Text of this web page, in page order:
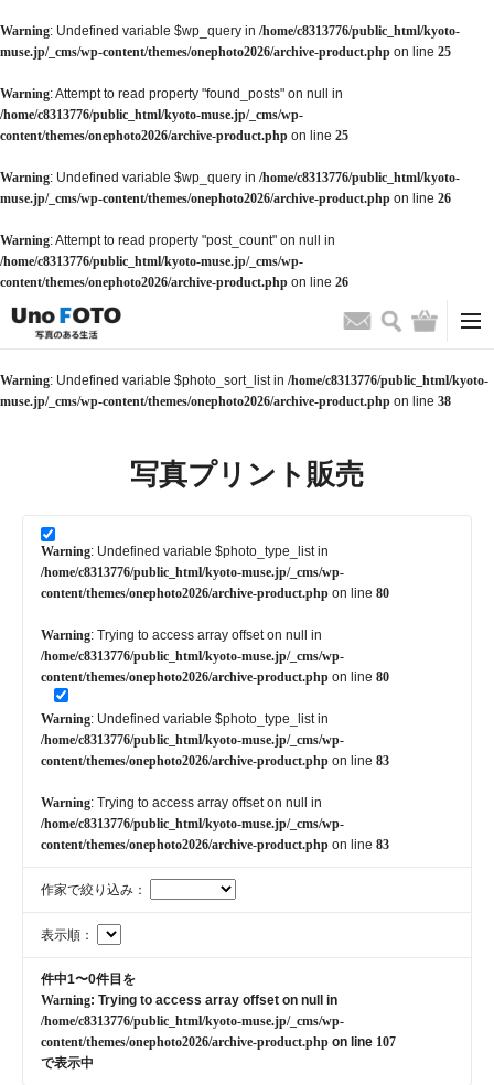
Warning: Undefined variable $wp_query in /home/c8313776/public_html/kyoto-
muse.jp/_cms/wp-content/themes/onephoto2026/archive-product.php on line 25
Warning: Attempt to read property "found_posts" on null in
/home/c8313776/public_html/kyoto-muse.jp/_cms/wp-
content/themes/onephoto2026/archive-product.php on line 25
Warning: Undefined variable $wp_query in /home/c8313776/public_html/kyoto-
muse.jp/_cms/wp-content/themes/onephoto2026/archive-product.php on line 26
Warning: Attempt to read property "post_count" on null in
/home/c8313776/public_html/kyoto-muse.jp/_cms/wp-
content/themes/onephoto2026/archive-product.php on line 26
お問い合わせ
検索 バッグ
Warning: Undefined variable $photo_sort_list in /home/c8313776/public_html/kyoto-
muse.jp/_cms/wp-content/themes/onephoto2026/archive-product.php on line 38
写真プリント販売
Warning: Undefined variable $photo_type_list in
/home/c8313776/public_html/kyoto-muse.jp/_cms/wp-
content/themes/onephoto2026/archive-product.php on line 80
Warning: Trying to access array offset on null in
/home/c8313776/public_html/kyoto-muse.jp/_cms/wp-
content/themes/onephoto2026/archive-product.php on line 80
Warning: Undefined variable $photo_type_list in
/home/c8313776/public_html/kyoto-muse.jp/_cms/wp-
content/themes/onephoto2026/archive-product.php on line 83
Warning: Trying to access array offset on null in
/home/c8313776/public_html/kyoto-muse.jp/_cms/wp-
content/themes/onephoto2026/archive-product.php on line 83
作家で絞り込み：
表示順：
件中1〜0件目を
Warning: Trying to access array offset on null in
/home/c8313776/public_html/kyoto-muse.jp/_cms/wp-
content/themes/onephoto2026/archive-product.php on line 107
で表示中